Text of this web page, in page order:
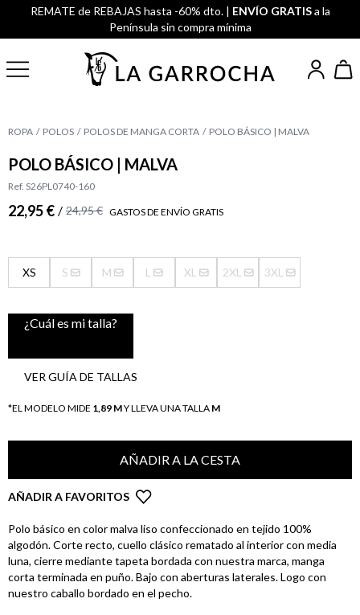
REMATE de REBAJAS hasta -60% dto. | ENVÍO GRATISa la
Península sin compra mínima
ROPA POLOS POLOS DE MANGA CORTA POLO BÁSICO | MALVA
POLO BÁSICO | MALVA
Ref. S26PL0740-160
22,95 € / 24,95 € GASTOS DE ENVÍO GRATIS
XS S M L XL 2XL 3XL
¿Cuál es mi talla?
VER GUÍA DE TALLAS
*EL MODELO MIDE 1,89 MY LLEVA UNA TALLA M
AÑADIR A LA CESTA
AÑADIR A FAVORITOS
Polo básico en color malva liso confeccionado en tejido 100%
algodón. Corte recto, cuello clásico rematado al interior con media
luna, cierre mediante tapeta bordada con nuestra marca, manga
corta terminada en puño. Bajo con aberturas laterales. Logo con
nuestro caballo bordado en el pecho.